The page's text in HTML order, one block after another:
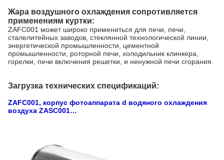
Жара воздушного охлаждения сопротивляется
применениям куртки:
ZAFC001 может широко примениться для печи, печи,
сталелитейных заводов, стеклянной технологической линии,
энергетической промышленности, цементной
промышленности, роторной печи, холодильник клинкера,
горелки, печи включения решетки, и ненужной печи сгорания.
Загрузка технических спецификаций:
ZAFC001, корпус фотоаппарата d водяного охлаждения
воздуха ZASC001…